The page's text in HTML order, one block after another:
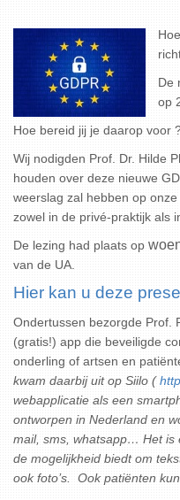
De
op
Hoe bereid jij je daarop voor
Wij nodigden Prof. Dr. Hilde
houden over deze nieuwe
weerslag zal hebben op
zowel in de privé-praktijk als
De lezing had plaats op
van de UA.
Hier kan u deze
Ondertussen bezorgde Prof.
(gratis!) app die beveiligde
onderling of artsen en
kwam daarbij uit op Siilo (
webapplicatie als een
ontworpen in Nederland en
mail, sms, whatsapp… Het is
de mogelijkheid biedt om
ook foto’s.
Ook patiënten